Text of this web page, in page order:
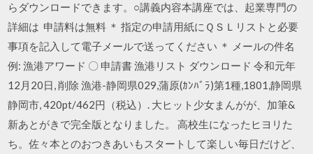
らダウンロードできます。○講義内容本講座では、起業専門の
詳細は 申請料は無料 ＊ 指定の申請用紙にＱＳＬリストと必要
事項を記入して電子メールで送ってください ＊ メールの件名
例: 漁港アワード 〇 申請書 漁港リスト ダウンロード 令和元年
12月20日, 削除 漁港-静岡県029,蒲原(ｶﾝﾊﾞﾗ)第1種,1801,静岡県
静岡市, 420pt/462円（税込）. 大ヒット少女まんがが、加筆&
新あとがきで完全版となりました。 高校生になったヒヨリた
ち。佐々本とのおつきあいもスタートして楽しい毎日だけど、